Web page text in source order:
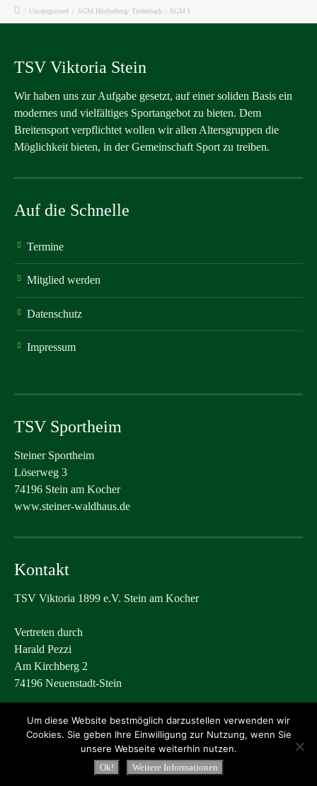
/ Uncategorized / SGM Höchstberg/ Tiefenbach – SGM I
TSV Viktoria Stein
Wir haben uns zur Aufgabe gesetzt, auf einer soliden Basis ein
modernes und vielfältiges Sportangebot zu bieten. Dem
Breitensport verpflichtet wollen wir allen Altersgruppen die
Möglichkeit bieten, in der Gemeinschaft Sport zu treiben.
Auf die Schnelle
Termine
Mitglied werden
Datenschutz
Impressum
TSV Sportheim
Steiner Sportheim
Löserweg 3
74196 Stein am Kocher
www.steiner-waldhaus.de
Kontakt
TSV Viktoria 1899 e.V. Stein am Kocher
Vertreten durch
Harald Pezzi
Am Kirchberg 2
74196 Neuenstadt-Stein
post@tsvstein.com
Um diese Website bestmöglich darzustellen verwenden wir
Cookies. Sie geben Ihre Einwilligung zur Nutzung, wenn Sie
unsere Webseite weiterhin nutzen.
Ok! Weitere Informationen